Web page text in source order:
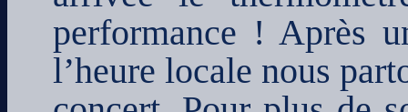
performance ! Après
l’heure locale nous